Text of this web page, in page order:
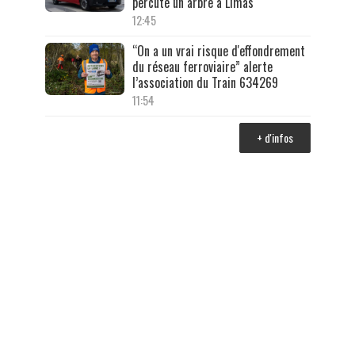
12:45
“On a un vrai risque d'effondrement
du réseau ferroviaire” alerte
l’association du Train 634269
11:54
+ d'infos